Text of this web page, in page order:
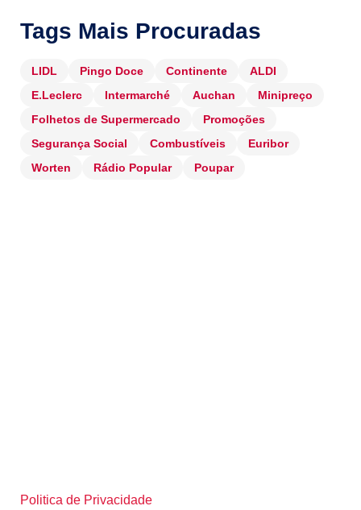
Tags Mais Procuradas
LIDL Pingo Doce Continente
ALDI
E.Leclerc
Intermarché Auchan
Minipreço
Folhetos de Supermercado
Promoções
Segurança Social
Combustíveis
Euribor
Worten
Rádio Popular Poupar
Politica de Privacidade